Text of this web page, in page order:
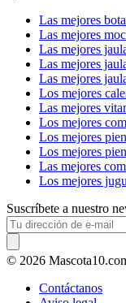
Las mejores
Las mejores
Las mejores
Las mejores
Las mejores
Los mejores
Las mejores
Los mejores
Los mejores
Los mejores
Las mejores
Los mejores
Suscríbete a nuestro
© 2026
Contáctanos